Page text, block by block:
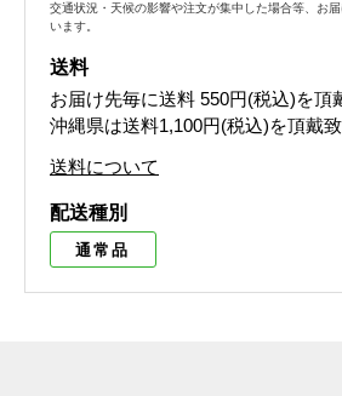
交通状況・天候の影響や注文が集中した場合等、お
います。
送料
お届け先毎に送料 550円(税込)を頂
沖縄県は送料1,100円(税込)を頂戴致
送料について
配送種別
通常品